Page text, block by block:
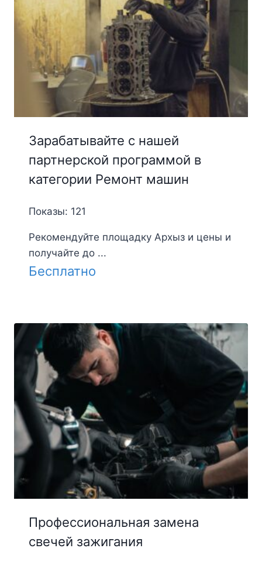
Зарабатывайте с нашей
партнерской программой в
категории Ремонт машин
Показы: 121
Рекомендуйте площадку Архыз и цены и
получайте до ...
Бесплатно
Профессиональная замена
свечей зажигания